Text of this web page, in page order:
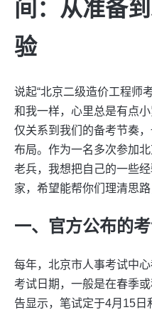
间：从准备
验
说起“北京二级造价工程师
和我一样，心里总是有点
仅关系到我们的备考节奏
布局。作为一名多次参加
老兵，我想把自己的一些
家，希望能帮你们理清思路
一、官方公布的
每年，北京市人事考试中
考试日期，一般是在春季
告显示，笔试定于4月15